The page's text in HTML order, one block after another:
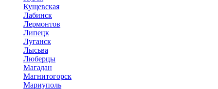
Кущевская
Лабинск
Лермонтов
Липецк
Луганск
Лысьва
Люберцы
Магадан
Магнитогорск
Мариуполь